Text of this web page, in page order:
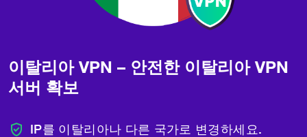
이탈리아 VPN – 안전한 이탈리아 VPN
서버 확보
IP를 이탈리아나 다른 국가로 변경하세요.